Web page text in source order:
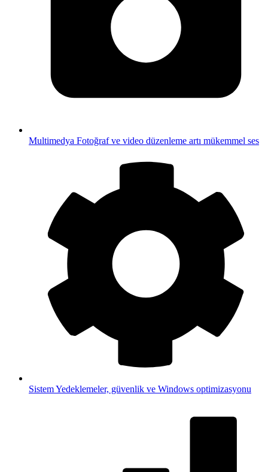
Multimedya Fotoğraf ve video düzenleme artı mükemmel ses
SistemYedeklemeler, güvenlik ve Windows optimizasyonu